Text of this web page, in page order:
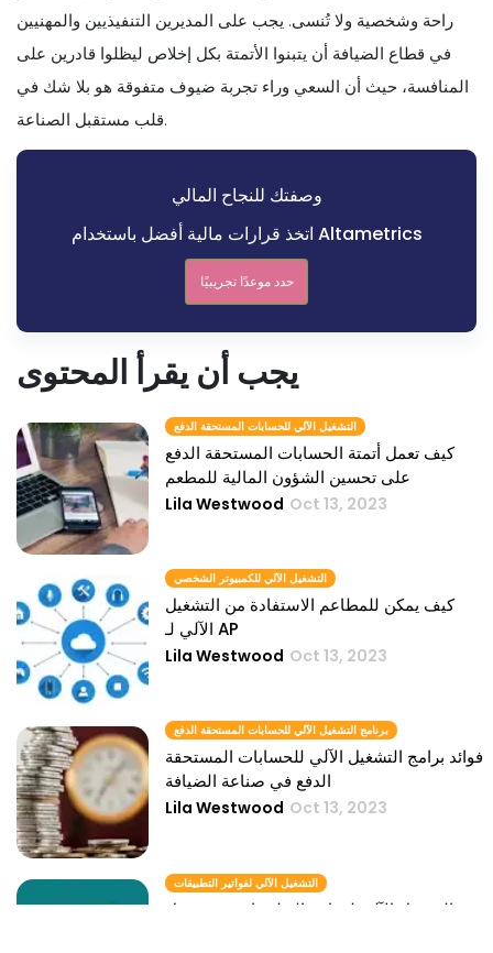
راحة وشخصية ولا تُنسى. يجب على المديرين التنفيذيين والمهنيين
في قطاع الضيافة أن يتبنوا الأتمتة بكل إخلاص ليظلوا قادرين على
المنافسة، حيث أن السعي وراء تجربة ضيوف متفوقة هو بلا شك في
قلب مستقبل الصناعة.
وصفتك للنجاح المالي
اتخذ قرارات مالية أفضل باستخدام Altametrics
حدد موعدًا تجريبيًا
يجب أن يقرأ المحتوى
التشغيل الآلي للحسابات المستحقة الدفع
كيف تعمل أتمتة الحسابات المستحقة الدفع
على تحسين الشؤون المالية للمطعم
Lila Westwood Oct 13, 2023
التشغيل الآلي للكمبيوتر الشخصي
كيف يمكن للمطاعم الاستفادة من التشغيل
الآلي لـ AP
Lila Westwood Oct 13, 2023
برنامج التشغيل الآلي للحسابات المستحقة الدفع
فوائد برامج التشغيل الآلي للحسابات المستحقة
الدفع في صناعة الضيافة
Lila Westwood Oct 13, 2023
التشغيل الآلي لفواتير التطبيقات
نمو التشغيل الآلي لفواتير التطبيقات في تمويل